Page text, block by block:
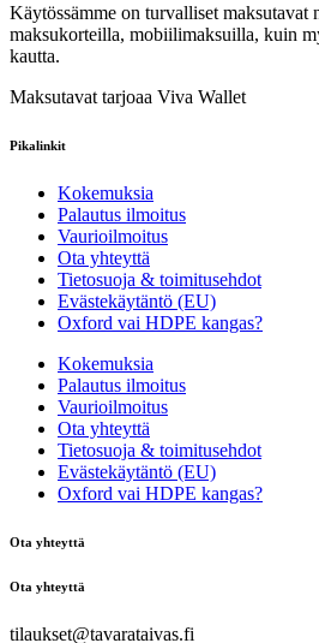
Käytössämme on turvalliset maksutavat
maksukorteilla, mobiilimaksuilla, kuin
kautta.
Maksutavat tarjoaa Viva Wallet
Pikalinkit
Kokemuksia
Palautus ilmoitus
Vaurioilmoitus
Ota yhteyttä
Tietosuoja & toimitusehdot
Evästekäytäntö (EU)
Oxford vai HDPE kangas?
Kokemuksia
Palautus ilmoitus
Vaurioilmoitus
Ota yhteyttä
Tietosuoja & toimitusehdot
Evästekäytäntö (EU)
Oxford vai HDPE kangas?
Ota yhteyttä
Ota yhteyttä
tilaukset@tavarataivas.fi